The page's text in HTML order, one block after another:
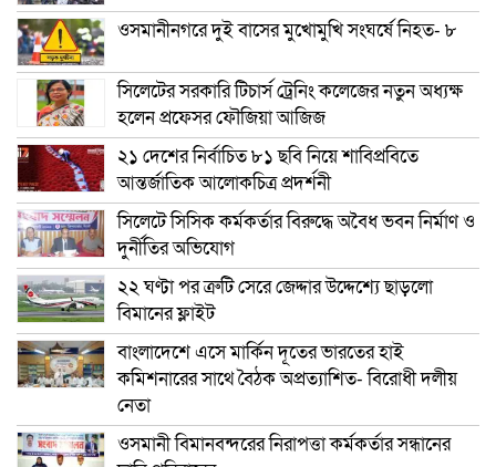
ওসমানীনগরে দুই বাসের মুখোমুখি সংঘর্ষে নিহত- ৮
সিলেটের সরকারি টিচার্স ট্রেনিং কলেজের নতুন অধ্যক্ষ
হলেন প্রফেসর ফৌজিয়া আজিজ
২১ দেশের নির্বাচিত ৮১ ছবি নিয়ে শাবিপ্রবিতে
আন্তর্জাতিক আলোকচিত্র প্রদর্শনী
সিলেটে সিসিক কর্মকর্তার বিরুদ্ধে অবৈধ ভবন নির্মাণ ও
দুর্নীতির অভিযোগ
২২ ঘণ্টা পর ত্রুটি সেরে জেদ্দার উদ্দেশ্যে ছাড়লো
বিমানের ফ্লাইট
বাংলাদেশে এসে মার্কিন দূতের ভারতের হাই
কমিশনারের সাথে বৈঠক অপ্রত্যাশিত- বিরোধী দলীয়
নেতা
ওসমানী বিমানবন্দরের নিরাপত্তা কর্মকর্তার সন্ধানের